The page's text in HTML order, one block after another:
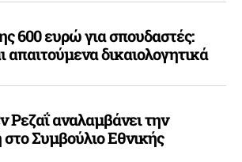
600 ευρώ για σπουδαστές:
απαιτούμενα δικαιολογητικά
Ρεζαΐ αναλαμβάνει την
Συμβούλιο Εθνικής